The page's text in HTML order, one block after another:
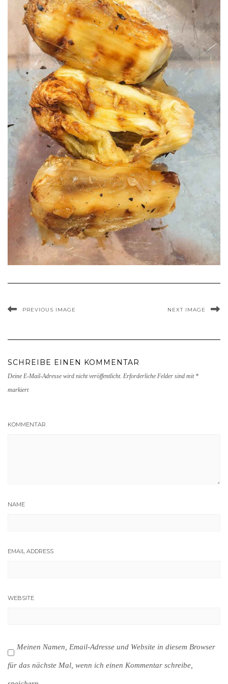
PREVIOUS IMAGE NEXT IMAGE
SCHREIBE EINEN KOMMENTAR
Deine E-Mail-Adresse wird nicht veröffentlicht. Erforderliche Felder sind mit *
markiert
KOMMENTAR
NAME
EMAIL ADDRESS
WEBSITE
Meinen Namen, Email-Adresse und Website in diesem Browser
für das nächste Mal, wenn ich einen Kommentar schreibe,